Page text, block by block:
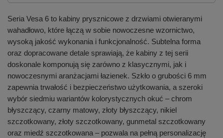
Seria Vesa 6 to kabiny prysznicowe z drzwiami otwieranymi
wahadłowo, które łączą w sobie nowoczesne wzornictwo,
wysoką jakość wykonania i funkcjonalność. Subtelna forma
oraz dopracowane detale sprawiają, że kabiny z tej serii
doskonale komponują się zarówno z klasycznymi, jak i
nowoczesnymi aranżacjami łazienek. Szkło o grubości 6 mm
zapewnia trwałość i bezpieczeństwo użytkowania, a szeroki
wybór siedmiu wariantów kolorystycznych okuć – chrom
błyszczący, czarny matowy, złoty błyszczący, nikiel
szczotkowany, złoty szczotkowany, gunmetal szczotkowany
oraz miedź szczotkowana – pozwala na pełną personalizację